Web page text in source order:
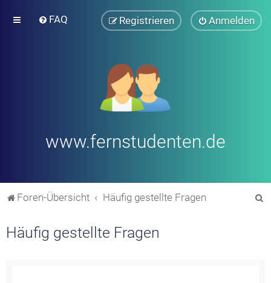
FAQ Anmelden
Registrieren
www.fernstudenten.de
Foren-Übersicht Häufig gestellte Fragen
Häufig gestellte Fragen